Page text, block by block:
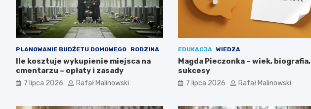
PLANOWANIE BUDŻETU DOMOWEGO RODZINA
Ile kosztuje wykupienie miejsca na
cmentarzu – opłaty i zasady
7 lipca 2026 Rafał Malinowski
EDUKACJA WIEDZA
Magda Pieczonka – wiek, biografia,
sukcesy
7 lipca 2026 Rafał Malinowski